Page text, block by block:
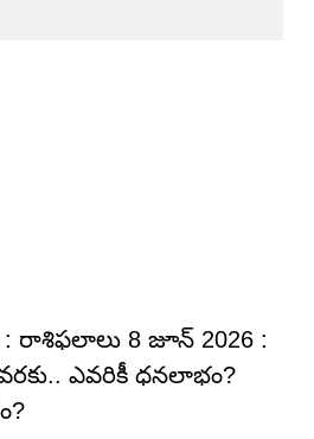
: రాశిఫలాలు 8 జూన్ 2026 :
ఎవరికీ ధనలాభం?